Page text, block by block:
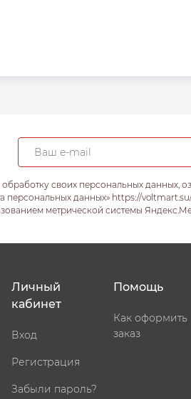
своих персональных
данных» https://
метрической системы
Личный
кабинет
Вход
Регистрация
Забыли пароль?
Помощь
Как оформить
заказ